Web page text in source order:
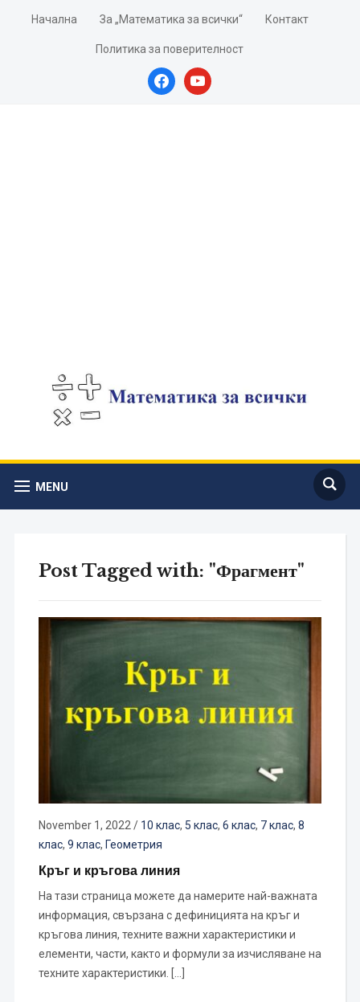
Начална За „Математика за всички“ Контакт
Политика за поверителност
facebookyoutube
MENU
Post Tagged with: "Фрагмент"
November 1, 2022 / 10 клас, 5 клас, 6 клас, 7 клас, 8
клас, 9 клас, Геометрия
Кръг и кръгова линия
На тази страница можете да намерите най-важната
информация, свързана с дефиницията на кръг и
кръгова линия, техните важни характеристики и
елементи, части, както и формули за изчисляване на
техните характеристики. […]